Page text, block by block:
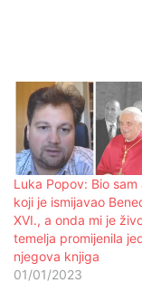
Luka Popov: Bio sam
koji je ismijavao
XVI., a onda mi je
temelja promijenila
njegova knjiga
01/01/2023